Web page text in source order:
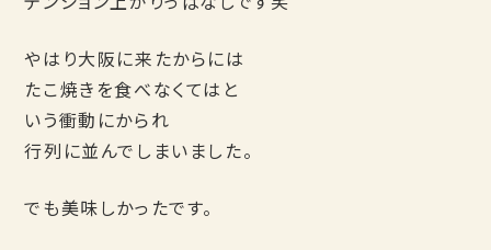
やはり大阪に来たからには
たこ焼きを食べなくてはと
いう衝動にかられ
行列に並んでしまいました。
でも美味しかったです。